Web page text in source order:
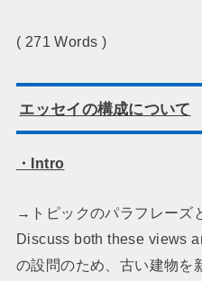
( 271 Words )
エッセイの構成について
・ Intro
→トピックのパラフレーズ
Discuss both these views
の設問のため、古い建物を